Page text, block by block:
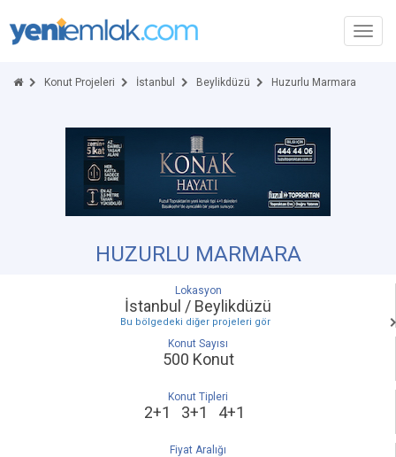
Konut Projeleri İstanbul Beylikdüzü Huzurlu Marmara
HUZURLU MARMARA
Lokasyon
İstanbul / Beylikdüzü
Bu bölgedeki diğer projeleri gör
Konut Sayısı
500 Konut
Konut Tipleri
2+1 3+1 4+1
Fiyat Aralığı